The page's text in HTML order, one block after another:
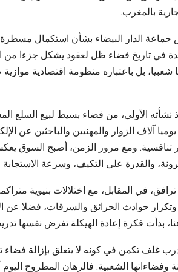
بالمغرب.
جماعة الدار البيضاء بشأن استكمال
في تاريخ فضاء ظل لعقود يشكل جزءا من
بل باعتباره منظومة اقتصادية
الأولى، من فضاء بسيط لبيع السلع
آلاف الزوار والمهنيين والباحثين عن
تنافسية. ومع مرور الزمن، أصبح السوق
والقدرة على التكيف، وسرعة الاستجابة
في المقابل، مع اختلالات بنيوية
حوادث الحرائق والسرقات، فضلا عن
بدأت فكرة إعادة الهيكلة تفرض نفسها
تكمن في كونه لا يتعلق بإزالة فضاء
وفضاءاتها الشعبية. فالرهان المطروح